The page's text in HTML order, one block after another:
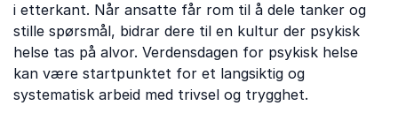
i etterkant. Når ansatte får rom til å dele tanker og
stille spørsmål, bidrar dere til en kultur der psykisk
helse tas på alvor. Verdensdagen for psykisk helse
kan være startpunktet for et langsiktig og
systematisk arbeid med trivsel og trygghet.